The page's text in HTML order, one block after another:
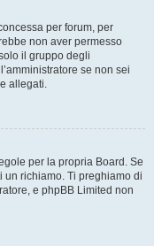
per forum, per
non aver permesso
il gruppo degli
se non sei
allegati.
per la propria Board. Se
un richiamo. Ti preghiamo di
e phpBB Limited non